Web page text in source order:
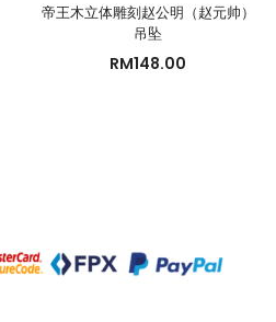
帝王木立体雕刻赵公明（赵元帅）
吊坠
RM148.00